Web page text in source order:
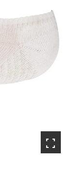
fullscreen
fullscreen